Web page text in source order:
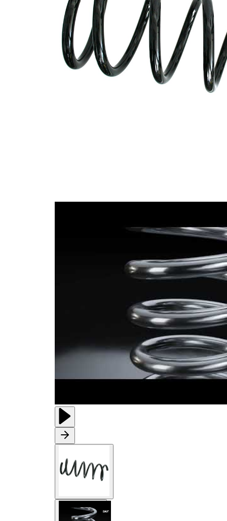
Tvar
pružiny
pružina s
konstatním
průměrem
Vnější
průměr
133 mm
Průměr
drátu
13,25 mm